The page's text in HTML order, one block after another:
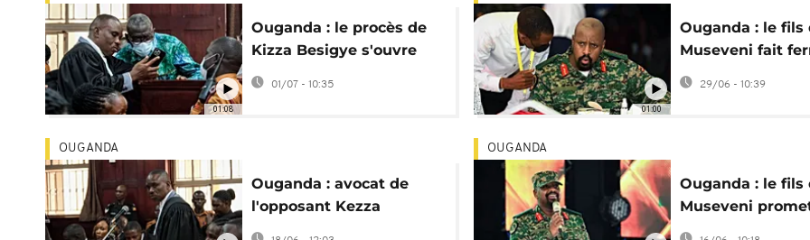
01:08
Ouganda : le procès de
Kizza Besigye s'ouvre
sur fond de répressions
01/07 - 10:35
01:00
Ouganda : le fils
Museveni fait
principal média
indépendant
29/06 - 10:39
OUGANDA
Ouganda : avocat de
l'opposant Kezza
Besigye, Erias Lukwago
OUGANDA
Ouganda : le fils
Museveni
"souffrances et